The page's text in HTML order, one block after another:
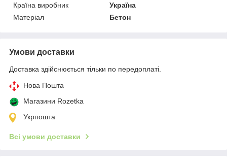
Країна виробник
Україна
Матеріал
Бетон
Умови доставки
Доставка здійснюється тільки по передоплаті.
Нова Пошта
Магазини Rozetka
Укрпошта
Всі умови доставки